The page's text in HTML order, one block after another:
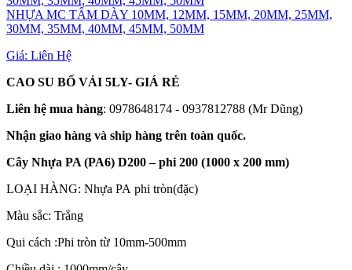
NHỰA MC TẤM DÀY 10MM, 12MM, 15MM, 20MM, 25MM,
30MM, 35MM, 40MM, 45MM, 50MM
Giá: Liên Hệ
CAO SU BỐ VẢI 5LY- GIÁ RẺ
Liên hệ mua hàng: 0978648174 - 0937812788 (Mr Dũng)
Nhận giao hàng và ship hàng trên toàn quốc.
Cây Nhựa PA (PA6) D200 – phi 200 (1000 x 200 mm)
LOẠI HÀNG: Nhựa PA phi tròn(đặc)
Màu sắc: Trắng
Qui cách :Phi tròn từ 10mm-500mm